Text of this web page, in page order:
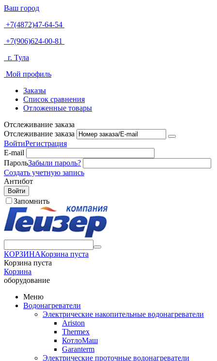
Ваш город
+7(4872)47-64-54
+7(906)624-00-81
г. Тула
Мой профиль
Заказы
Список сравнения
Отложенные товары
Отслеживание заказа
Отслеживание заказа
ВойтиРегистрация
E-mail
ПарольЗабыли пароль?
Создать учетную запись
Антибот
Войти
Запомнить
КОРЗИНАКорзина пуста
Корзина пуста
Корзина
оборудование
Меню
Водонагреватели
Электрические накопительные водонагреватели
Ariston
Thermex
КотлоМаш
Garanterm
Электрические проточные водонагреватели